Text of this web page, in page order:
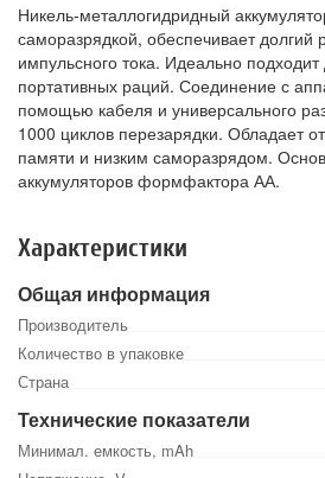
Никель-металлогидридный
саморазрядкой, обеспечивает долгий
импульсного тока. Идеально
портативных раций. Соединение с
помощью кабеля и универсального
1000 циклов перезарядки. Обладает
памяти и низким саморазрядом.
аккумуляторов формфактора АА.
Характеристики
Общая информация
Производитель
Количество в упаковке
Страна
Технические показатели
Минимал. емкость, mAh